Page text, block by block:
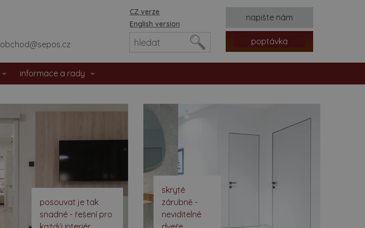
obchod@sepos.cz
CZ verze
English version
napište nám
poptávka
informace a rady
praktické rady
montážní návody
doporučené rozměry staveb. otvorů
certifikáty / prohlášení
posouvat je tak
snadné - řešení pro
skryté
zárubně -
neviditelné